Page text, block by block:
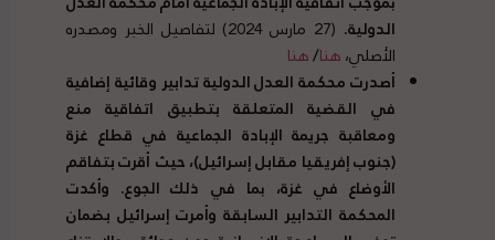
الدولية.
(27 مارس 2024) لتفاصيل الخبر ومصدره
الأصلي،هنا/هنا
أصدرت محكمة العدل الدولية تدابير وقائية إضافية
في القضية المتعلقة بتطبيق اتفاقية منع
ومعاقبة جريمة الإبادة الجماعية في قطاع غزة
(جنوب إفريقيا مقابل إسرائيل)، حيث أقرت بتفاقم
الأوضاع في غزة، بما في ذلك الجوع. وأكدت
المحكمة التدابير السابقة وأمرت إسرائيل بضمان